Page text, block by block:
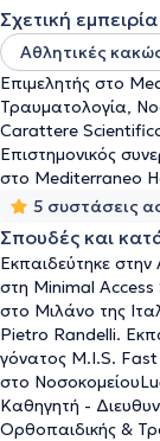
αρθροπλαστική
αρθροσκοπική
Switzerland υπό
μετά από την
επιμελητής
του νοσοκομείου
υπό τον. Καθηγητή
ειδικότητα
Catanzaro - Italy
θέση - υποτροφία
Pietro Scotto di
εκπαιδεύτηκε στο
Τμήμα Sport
Leonardo Vecchiet.
χειρουργεία του
Κέντρο Αθηνών",
Hospital και είναι
ιατρείο στο
Σχετική εμπειρία
Αθλητικές
Επιμελητής στο
Τραυματολογία,
Carattere
Επιστημονικός
στο Mediterraneo
5 συστάσεις
Σπουδές και
Εκπαιδεύτηκε
στη Minimal Access
στο Μιλάνο της
Pietro Randelli.
γόνατος M.I.S. Fast
στο
Καθηγητή -
Ορθοπαιδικής &